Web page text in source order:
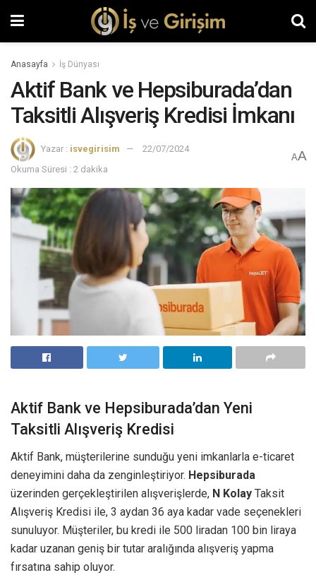
Anasayfa İş Dünyası
Aktif Bank ve Hepsiburada’dan
Taksitli Alışveriş Kredisi İmkanı
Yazar : isvegirisim
22/07/2024
Okuma Süresi : 2 dakika
AA
Aktif Bank ve Hepsiburada’dan Yeni
Taksitli Alışveriş Kredisi
Aktif Bank, müşterilerine sunduğu yeni imkanlarla e-ticaret
deneyimini daha da zenginleştiriyor. Hepsiburada
üzerinden gerçekleştirilen alışverişlerde, N Kolay Taksit
Alışveriş Kredisi ile, 3 aydan 36 aya kadar vade seçenekleri
sunuluyor. Müşteriler, bu kredi ile 500 liradan 100 bin liraya
kadar uzanan geniş bir tutar aralığında alışveriş yapma
fırsatına sahip oluyor.